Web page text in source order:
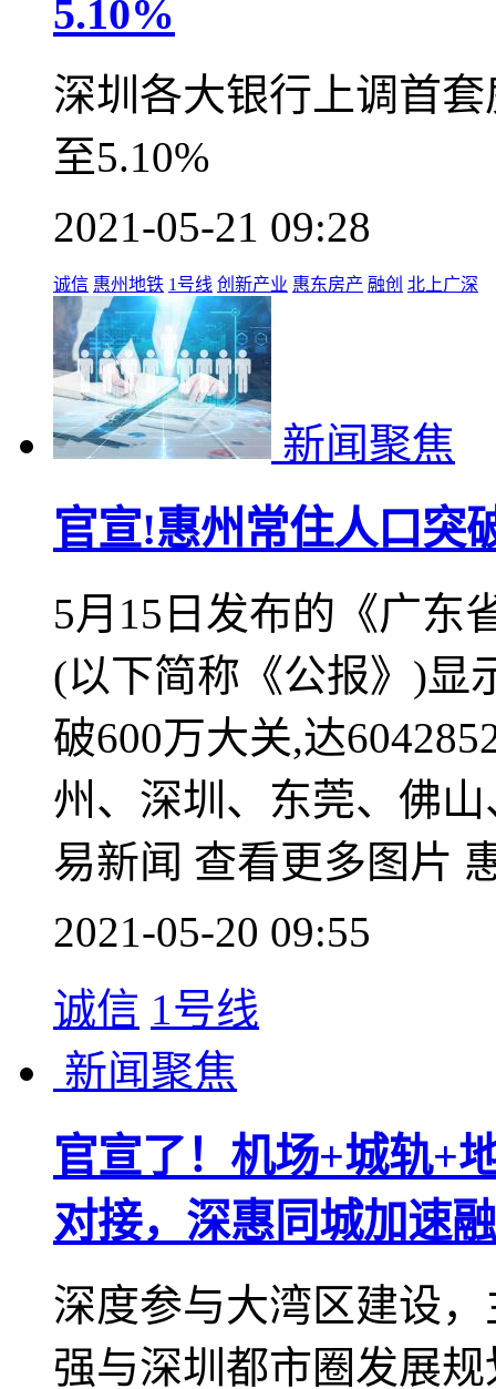
公里/百平方公里。
2021-05-21 09:32
1号线 诚信
新闻聚焦
5月21日大湾区楼市
5.10%
深圳各大银行上调首
至5.10%
2021-05-21 09:28
诚信 惠州地铁 1号线 创新产业 惠东房产 北上广深
新闻聚焦
官宣!惠州常住人口突
(以下简称《公报》)显
破600万大关,达
州、深圳、东莞、佛
易新闻 查看更多图片